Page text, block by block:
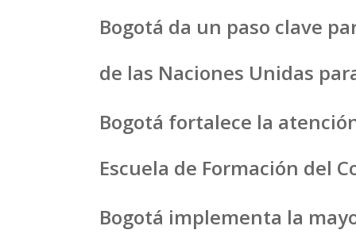
Bogotá da un paso clave
de las Naciones Unidas
Bogotá fortalece la
Escuela de Formación del
Bogotá implementa la